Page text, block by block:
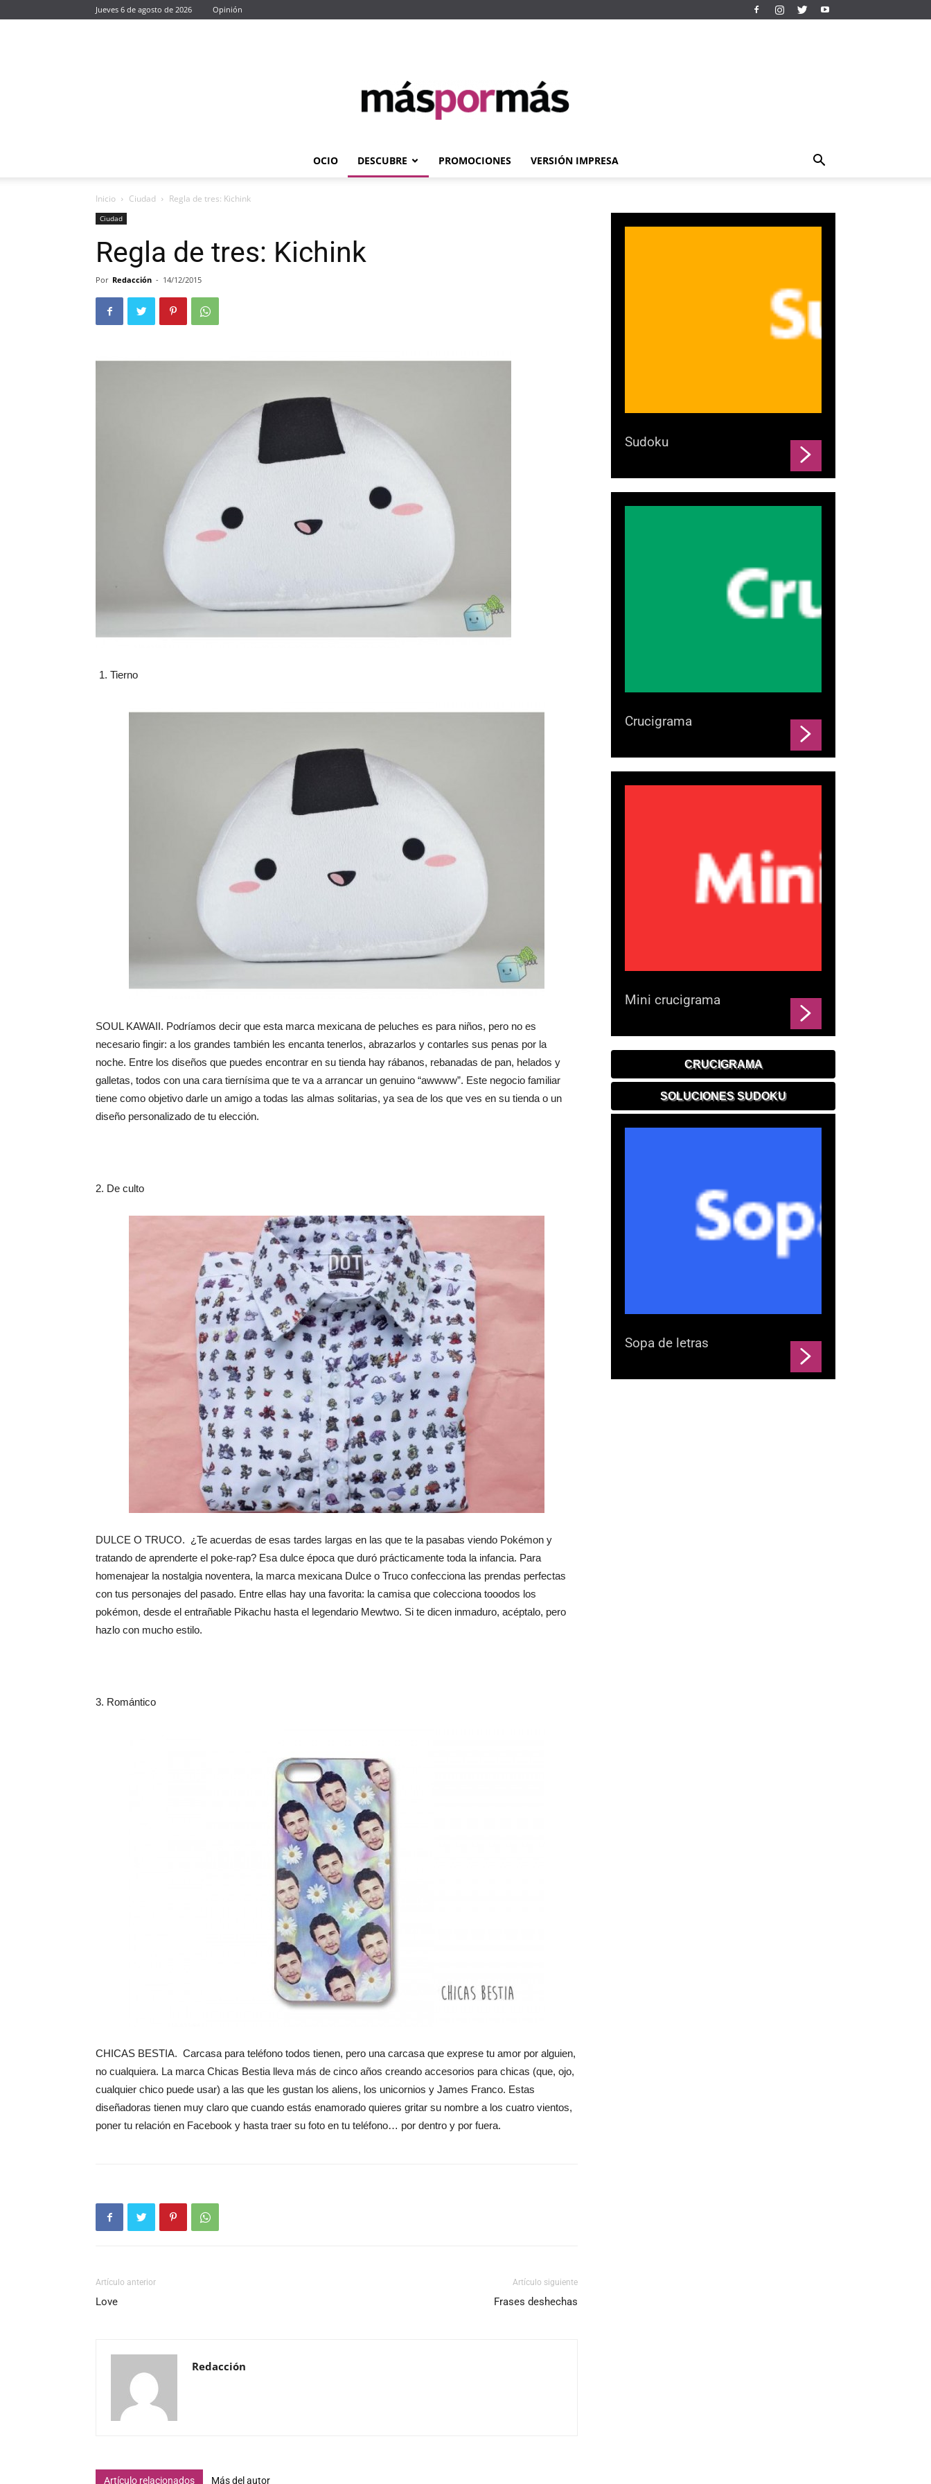
Jueves 6 de agosto de 2026 Opinión
Máspormás
OCIO DESCUBRE PROMOCIONES VERSIÓN IMPRESA
Inicio Ciudad Regla de tres: Kichink
Ciudad
Regla de tres: Kichink
Por Redacción - 14/12/2015
Tierno
SOUL KAWAII. Podríamos decir que esta marca mexicana de peluches es para niños, pero no es
necesario fingir: a los grandes también les encanta tenerlos, abrazarlos y contarles sus penas por la
noche. Entre los diseños que puedes encontrar en su tienda hay rábanos, rebanadas de pan, helados y
galletas, todos con una cara tiernísima que te va a arrancar un genuino “awwww”. Este negocio familiar
tiene como objetivo darle un amigo a todas las almas solitarias, ya sea de los que ves en su tienda o un
diseño personalizado de tu elección.
2. De culto
DULCE O TRUCO. ¿Te acuerdas de esas tardes largas en las que te la pasabas viendo Pokémon y
tratando de aprenderte el poke-rap? Esa dulce época que duró prácticamente toda la infancia. Para
homenajear la nostalgia noventera, la marca mexicana Dulce o Truco confecciona las prendas perfectas
con tus personajes del pasado. Entre ellas hay una favorita: la camisa que colecciona tooodos los
pokémon, desde el entrañable Pikachu hasta el legendario Mewtwo. Si te dicen inmaduro, acéptalo, pero
hazlo con mucho estilo.
3. Romántico
CHICAS BESTIA. Carcasa para teléfono todos tienen, pero una carcasa que exprese tu amor por alguien,
no cualquiera. La marca Chicas Bestia lleva más de cinco años creando accesorios para chicas (que, ojo,
cualquier chico puede usar) a las que les gustan los aliens, los unicornios y James Franco. Estas
diseñadoras tienen muy claro que cuando estás enamorado quieres gritar su nombre a los cuatro vientos,
poner tu relación en Facebook y hasta traer su foto en tu teléfono… por dentro y por fuera.
Artículo anterior
Love
Artículo siguiente
Frases deshechas
Redacción
Artículo relacionados Más del autor
Sudoku
Crucigrama
Mini crucigrama
CRUCIGRAMA
SOLUCIONES SUDOKU
Sopa de letras